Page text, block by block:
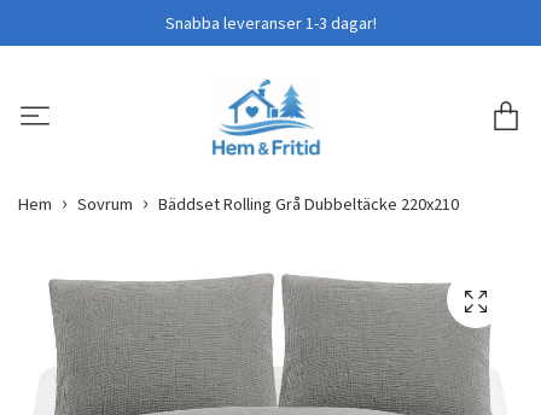
Snabba leveranser 1-3 dagar!
Hem Sovrum Bäddset Rolling Grå Dubbeltäcke 220x210